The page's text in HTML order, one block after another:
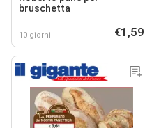
bruschetta
10 giorni €1,59